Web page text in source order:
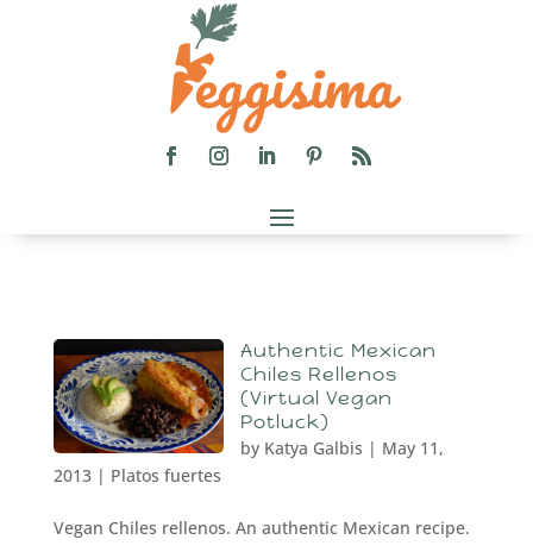
Authentic Mexican
Chiles Rellenos
(Virtual Vegan
Potluck)
by Katya Galbis | May 11,
2013| Platos fuertes
Vegan Chiles rellenos. An authentic Mexican recipe.